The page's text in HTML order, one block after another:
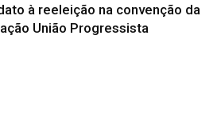
à reeleição na convenção da
União Progressista